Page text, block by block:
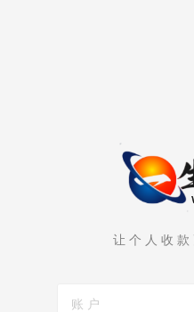
让 个 人 收 款